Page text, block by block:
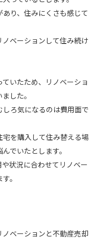
り、住みにくさも感じて
ベーションして住み続け
いたため、リノベーショ
した。
ろ気になるのは費用面で
を購入して住み替える場
でいたとします。
状況に合わせてリノベー
。
ベーションと不動産売却